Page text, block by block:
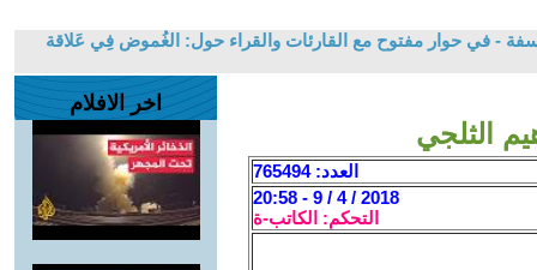
- في حوار مفتوح مع القارئات والقراء حول: الغُموض فِي عَلاقة
الثلجي
العدد: 765494
2018 / 4 / 9 - 20:58
التحكم: الكاتب-ة
اخر الافلام